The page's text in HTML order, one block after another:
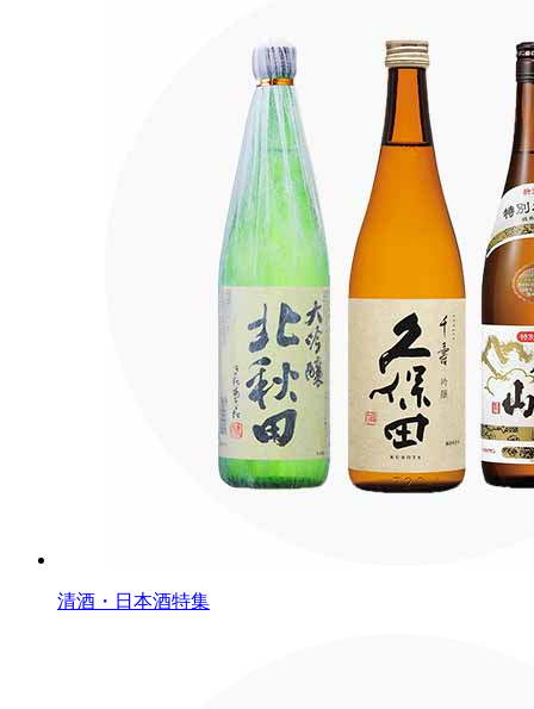
清酒・日本酒特集